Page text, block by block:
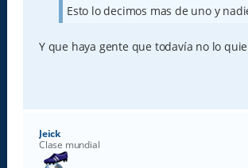
Esto lo decimos mas de uno y
Y que haya gente que todavía no lo
Jeick
Clase mundial